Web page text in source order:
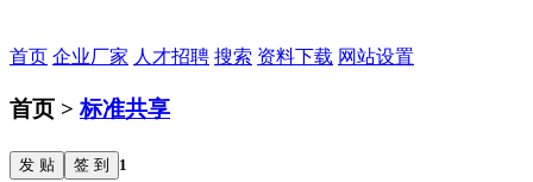
首页 企业厂家 人才招聘 搜索 资料下载 网站设置
首页 >标准共享
发 贴 签 到 1